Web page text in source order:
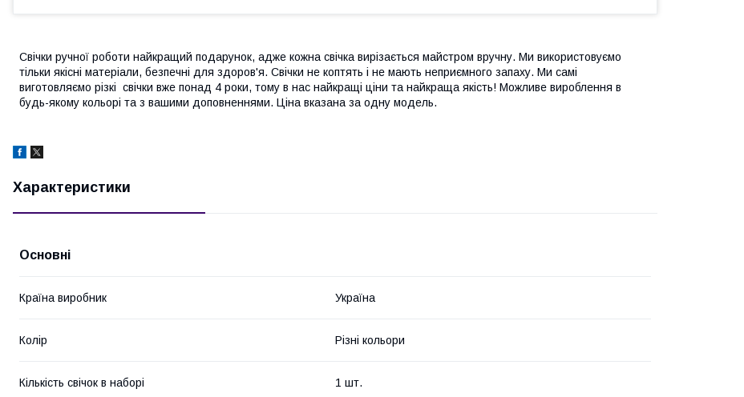
Свічки ручної роботи найкращий подарунок, адже кожна свічка вирізається майстром вручну. Ми використовуємо
тільки якісні матеріали, безпечні для здоров'я. Свічки не коптять і не мають неприємного запаху. Ми самі
виготовляємо різкі свічки вже понад 4 роки, тому в нас найкращі ціни та найкраща якість! Можливе вироблення в
будь-якому кольорі та з вашими доповненнями. Ціна вказана за одну модель.
Характеристики
Основні
Країна виробник Україна
Колір Різні кольори
Кількість свічок в наборі 1 шт.